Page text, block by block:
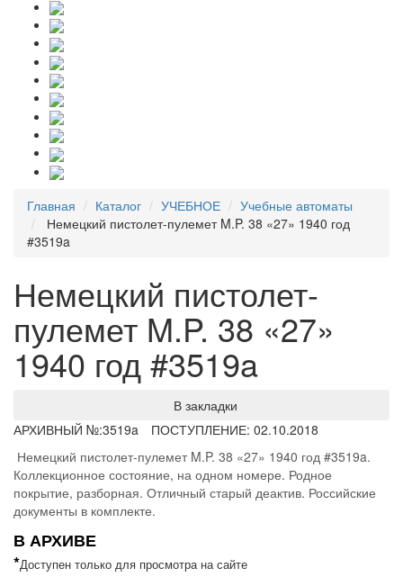
Главная Каталог УЧЕБНОЕ
Учебные автоматы
Немецкий пистолет-пулемет M.P. 38 «27» 1940 год
#3519a
Немецкий пистолет-
пулемет M.P. 38 «27»
1940 год #3519a
В закладки
АРХИВНЫЙ №:3519a
ПОСТУПЛЕНИЕ: 02.10.2018
Немецкий пистолет-пулемет M.P. 38 «27» 1940 год #3519a.
Коллекционное состояние, на одном номере. Родное
покрытие, разборная. Отличный старый деактив. Российские
документы в комплекте.
В АРХИВЕ
*Доступен только для просмотра на сайте